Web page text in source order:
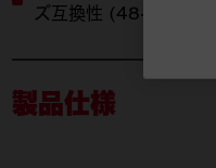
ズ互換性 (48-22-
製品仕様